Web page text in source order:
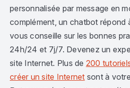
personnalisée par message en
complément, un chatbot répond
vous conseille sur les bonnes
24h/24 et 7j/7. Devenez un
site Internet. Plus de 200
créer un site Internet sont à